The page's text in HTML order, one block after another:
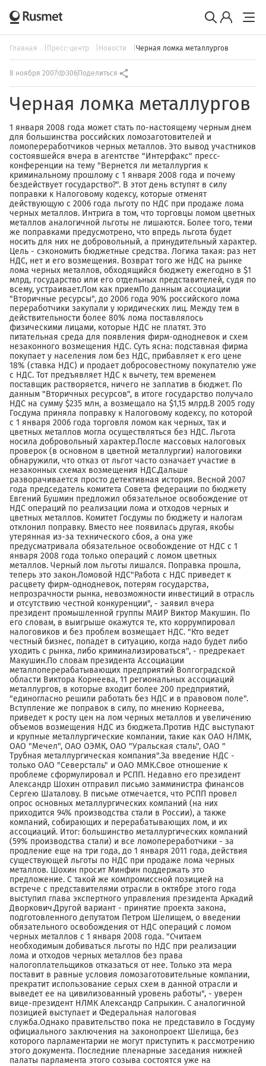
Главная Пресс-центр Новости Черная ломка металлургов
8 ноября 2007 306 Поделиться
Черная ломка металлургов
1 января 2008 года может стать по-настоящему черным днем
для большинства российских ломозаготовителей и
ломопереработчиков черных металлов. Это вывод участников
состоявшейся вчера в агентстве "Интерфакс" пресс-
конференции на тему "Вернется ли металлургия к
криминальному прошлому с 1 января 2008 года и почему
бездействует государство?". В этот день вступят в силу
поправки к Налоговому кодексу, которые отменят
действующую с 2006 года льготу по НДС при продаже лома
черных металлов. Интрига в том, что торговцы ломом цветных
металлов аналогичной льготы не лишаются. Более того, теми
же поправками предусмотрено, что впредь льгота будет
носить для них не добровольный, а принудительный характер.
Цель - сэкономить бюджетные средства. Логика такая: раз нет
НДС, нет и его возмещения. Возврат того же НДС на рынке
лома черных металлов, обходящийся бюджету ежегодно в $1
млрд, государство или его отдельных представителей, судя по
всему, устраивает.Лом как приемПо данным ассоциации
"Вторичные ресурсы", до 2006 года 90% российского лома
переработчики закупали у юридических лиц. Между тем в
действительности более 80% лома поставлялось
физическими лицами, которые НДС не платят. Это
питательная среда для появления фирм-однодневок и схем
незаконного возмещения НДС. Суть ясна: подставная фирма
покупает у населения лом без НДС, прибавляет к его цене
18% (ставка НДС) и продает добросовестному покупателю уже
с НДС. Тот предъявляет НДС к вычету, тем временем
поставщик растворяется, ничего не заплатив в бюджет. По
данным "Вторичных ресурсов", в итоге государство получало
НДС на сумму $235 млн, а возмещало на $1,15 млрд.В 2005 году
Госдума приняла поправку к Налоговому кодексу, по которой
с 1 января 2006 года торговля ломом как черных, так и
цветных металлов могла осуществляться без НДС. Льгота
носила добровольный характер.После массовых налоговых
проверок (в основном в цветной металлургии) налоговики
обнаружили, что отказ от льгот часто означает участие в
незаконных схемах возмещения НДС.Дальше
разворачивается просто детективная история. Весной 2007
года председатель комитета Совета федерации по бюджету
Евгений Бушмин предложил обязательное освобождение от
НДС операций по реализации лома и отходов черных и
цветных металлов. Комитет Госдумы по бюджету и налогам
отклонил поправку. Вместо нее появилась другая, якобы
утерянная из-за технического сбоя, а она уже
предусматривала обязательное освобождение от НДС с 1
января 2008 года только операций с ломом цветных
металлов. Черный лом льготы лишался. Поправка прошла,
теперь это закон.Ломовой НДС"Работа с НДС приведет к
расцвету фирм-однодневок, потерям государства,
непрозрачности рынка, невозможности инвестиций в отрасль
и отсутствию честной конкуренции", - заявил вчера
президент промышленной группы МАИР Виктор Макушин. По
его словам, в выигрыше окажутся те, кто коррумпировал
налоговиков и без проблем возмещает НДС. "Кто ведет
честный бизнес, попадет в ситуацию, когда надо будет либо
уходить с рынка, либо криминализироваться", - предрекает
Макушин.По словам президента Ассоциации
металлоперерабатывающих предприятий Волгоградской
области Виктора Корнеева, 11 региональных ассоциаций
металлургов, в которые входит более 200 предприятий,
"единогласно решили работать без НДС и в правовом поле".
Вступление же поправок в силу, по мнению Корнеева,
приведет к росту цен на лом черных металлов и увеличению
объемов возмещения НДС из бюджета.Против НДС выступают
и крупные металлургические компании, такие как ОАО НЛМК,
ОАО "Мечел", ОАО ОЭМК, ОАО "Уральская сталь", ОАО "
Трубная металлургическая компания".За введение НДС -
только ОАО "Северсталь" и ОАО ММК.Свое отношение к
проблеме сформулировал и РСПП. Недавно его президент
Александр Шохин отправил письмо замминистра финансов
Сергею Шаталову. В письме отмечается, что РСПП провел
опрос основных металлургических компаний (на них
приходится 94% производства стали в России), а также
компаний, собирающих и перерабатывающих лом, и их
ассоциаций. Итог: большинство металлургических компаний
(59% производства стали) и все ломопереработчики - за
продление еще на три года, до 1 января 2011 года, действия
существующей льготы по НДС при продаже лома черных
металлов. Шохин просит Минфин поддержать это
предложение. С такой же компромиссной позицией на
встрече с представителями отрасли в октябре этого года
выступил глава экспертного управления президента Аркадий
Дворкович.Другой вариант - принятие проекта закона,
подготовленного депутатом Петром Шелищем, о введении
обязательного освобождения от НДС операций с ломом
черных металлов с 1 января 2008 года. "Считаем
необходимым добиваться льготы по НДС при реализации
лома и отходов черных металлов без права
налогоплательщиков отказаться от нее. Только эта мера
поставит в равные условия ломозаготовительные компании,
прекратит использование серых схем в данной отрасли и
выведет ее на цивилизованный уровень работы", - уверен
вице-президент НЛМК Александр Сапрыкин. С аналогичной
позицией выступает и Федеральная налоговая
служба.Однако правительство пока не представило в Госдуму
официального заключения на законопроект Шелища, без
которого парламентарии не могут приступить к рассмотрению
этого документа. Последние пленарные заседания нижней
палаты парламента этого созыва состоятся уже на